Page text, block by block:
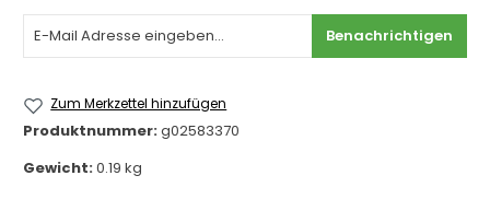
Benachrichtigen
Zum Merkzettel hinzufügen
Produktnummer:g02583370
Gewicht:0.19 kg